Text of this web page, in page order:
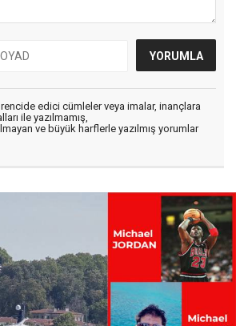
edici cümleler veya imalar, inançlara
ile yazılmamış,
ve büyük harflerle yazılmış yorumlar